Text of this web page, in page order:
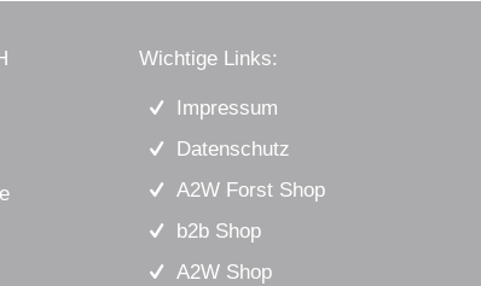
Wichtige Links:
Impressum
Datenschutz
A2W Forst Shop
b2b Shop
A2W Shop